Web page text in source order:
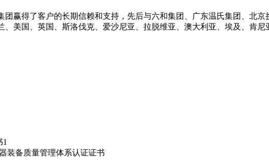
赢得了客户的长期信赖和支持，先后与六和集团、广东温氏集团、北
美国、英国、斯洛伐克、爱沙尼亚、拉脱维亚、澳大利亚、埃及、肯